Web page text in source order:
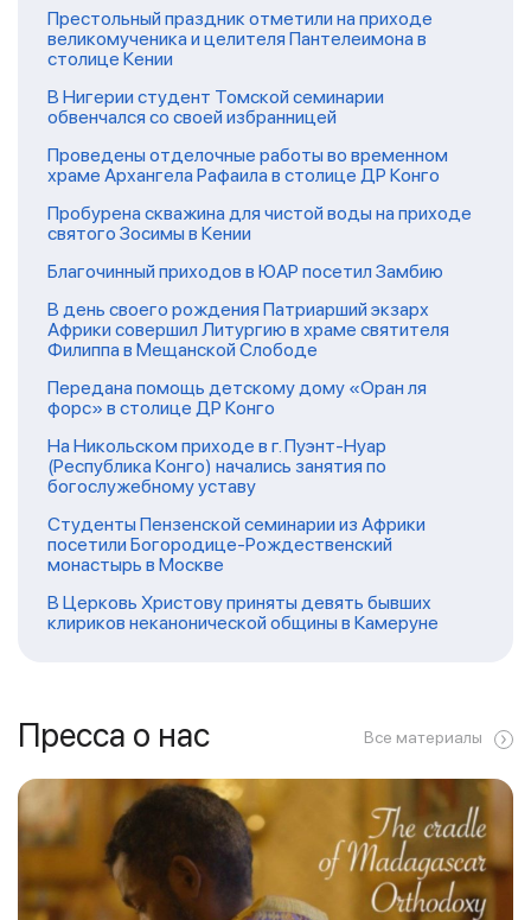
Престольный праздник отметили на приходе
великомученика и целителя Пантелеимона в
столице Кении
В Нигерии студент Томской семинарии
обвенчался со своей избранницей
Проведены отделочные работы во временном
храме Архангела Рафаила в столице ДР Конго
Пробурена скважина для чистой воды на приходе
святого Зосимы в Кении
Благочинный приходов в ЮАР посетил Замбию
В день своего рождения Патриарший экзарх
Африки совершил Литургию в храме святителя
Филиппа в Мещанской Слободе
Передана помощь детскому дому «Оран ля
форс» в столице ДР Конго
На Никольском приходе в г. Пуэнт-Нуар
(Республика Конго) начались занятия по
богослужебному уставу
Студенты Пензенской семинарии из Африки
посетили Богородице-Рождественский
монастырь в Москве
В Церковь Христову приняты девять бывших
клириков неканонической общины в Камеруне
Пресса о нас Все материалы